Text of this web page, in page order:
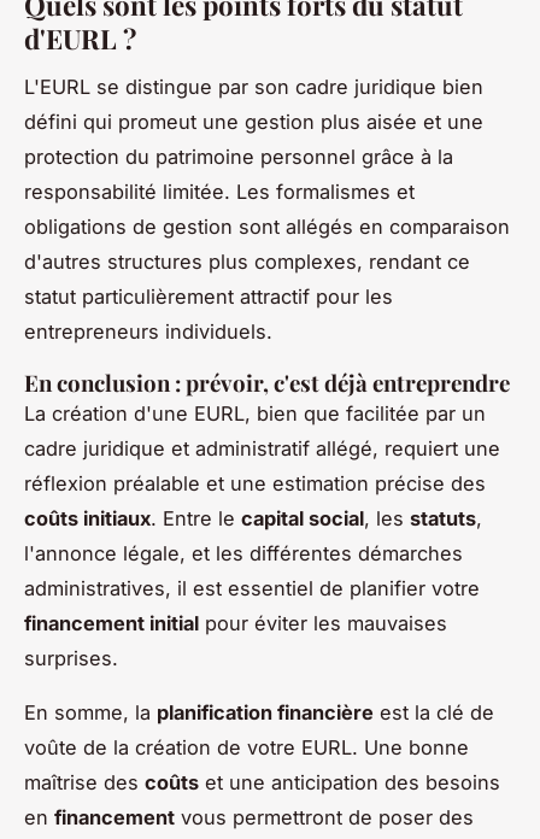
d'EURL ?
L'EURL se distingue par son cadre juridique bien
défini qui promeut une gestion plus aisée et une
protection du patrimoine personnel grâce à la
responsabilité limitée. Les formalismes et
obligations de gestion sont allégés en comparaison
d'autres structures plus complexes, rendant ce
statut particulièrement attractif pour les
entrepreneurs individuels.
En conclusion : prévoir, c'est déjà entreprendre
La création d'une EURL, bien que facilitée par un
cadre juridique et administratif allégé, requiert une
réflexion préalable et une estimation précise des
coûts initiaux. Entre le capital social, les statuts,
l'annonce légale, et les différentes démarches
administratives, il est essentiel de planifier votre
financement initial pour éviter les mauvaises
surprises.
En somme, la planification financière est la clé de
voûte de la création de votre EURL. Une bonne
maîtrise des coûts et une anticipation des besoins
en financement vous permettront de poser des